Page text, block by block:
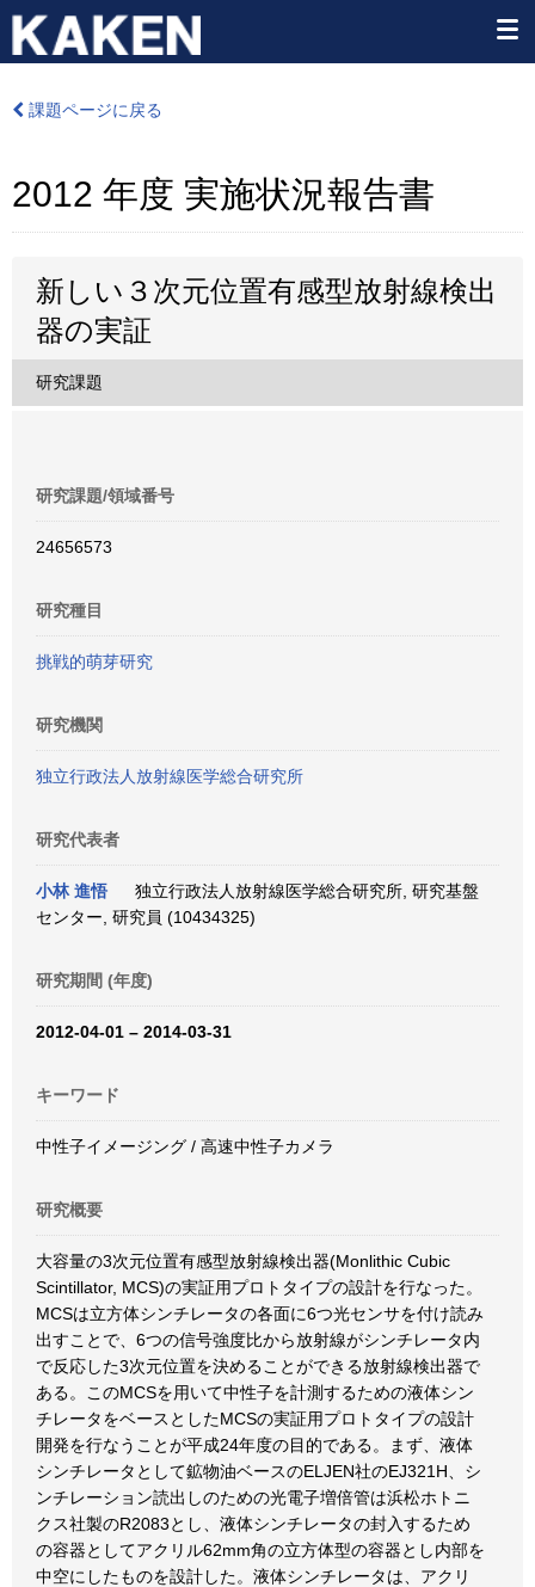
課題ページに戻る
2012 年度 実施状況報告書
新しい３次元位置有感型放射線検出
器の実証
研究課題
研究課題/領域番号
24656573
研究種目
挑戦的萌芽研究
研究機関
独立行政法人放射線医学総合研究所
研究代表者
小林 進悟
独立行政法人放射線医学総合研究所, 研究基盤
センター, 研究員 (10434325)
研究期間 (年度)
2012-04-01 – 2014-03-31
キーワード
中性子イメージング / 高速中性子カメラ
研究概要
大容量の3次元位置有感型放射線検出器(Monlithic Cubic
Scintillator, MCS)の実証用プロトタイプの設計を行なった。
MCSは立方体シンチレータの各面に6つ光センサを付け読み
出すことで、6つの信号強度比から放射線がシンチレータ内
で反応した3次元位置を決めることができる放射線検出器で
ある。このMCSを用いて中性子を計測するための液体シン
チレータをベースとしたMCSの実証用プロトタイプの設計
開発を行なうことが平成24年度の目的である。まず、液体
シンチレータとして鉱物油ベースのELJEN社のEJ321H、シ
ンチレーション読出しのための光電子増倍管は浜松ホトニ
クス社製のR2083とし、液体シンチレータの封入するため
の容器としてアクリル62mm角の立方体型の容器とし内部を
中空にしたものを設計した。液体シンチレータは、アクリ